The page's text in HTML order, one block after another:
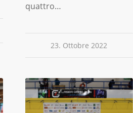
quattro…
23. Ottobre 2022